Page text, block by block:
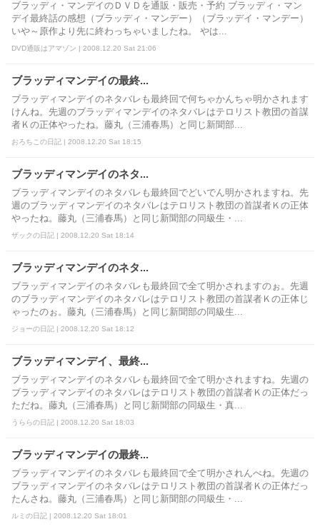
ブラッディ・マンデイのＤＶＤを通販・販売・予約 ブラッディ・マン
デイ最終話の感想（ブラッディ・マンデー）（ブラッデイ・マンデー）
いや～原作より先に終わっちゃいましたね。 やは...
DVD通販はアマゾン | 2008.12.20 Sat 21:06
ブラッディマンデイの最終...
ブラッディマンデイのネタバレも最終回で何ちゃかんちゃ明かされます
けんね。先週のブラッディマンデイのネタバレはテロリスト教団の首謀
者Ｋの正体やったね。藤丸（三浦春馬）と同じ新聞部...
おろちこの日記 | 2008.12.20 Sat 18:15
ブラッディマンデイのネタ...
ブラッディマンデイのネタバレも最終回でどいでん明かされますね。先
週のブラッディマンデイのネタバレはテロリスト教団の首謀者Ｋの正体
やったね。藤丸（三浦春馬）と同じ新聞部の同級生・...
ザックの日記 | 2008.12.20 Sat 18:14
ブラッディマンデイのネタ...
ブラッディマンデイのネタバレも最終回で全て明かされますのぉ。先週
のブラッディマンデイのネタバレはテロリスト教団の首謀者Ｋの正体じ
ゃったのぉ。藤丸（三浦春馬）と同じ新聞部の同級生...
ジョーの日記 | 2008.12.20 Sat 18:12
ブラッディマンデイ、最終...
ブラッディマンデイのネタバレも最終回で全て明かされますね。先週の
ブラッディマンデイのネタバレはテロリスト教団の首謀者Ｋの正体だっ
ただね。藤丸（三浦春馬）と同じ新聞部の同級生・真...
うららの日記 | 2008.12.20 Sat 18:03
ブラッディマンデイの最終...
ブラッディマンデイのネタバレも最終回で全て明かされんべね。先週の
ブラッディマンデイのネタバレはテロリスト教団の首謀者Ｋの正体だっ
たんさね。藤丸（三浦春馬）と同じ新聞部の同級生・...
ルミの日記 | 2008.12.20 Sat 18:01